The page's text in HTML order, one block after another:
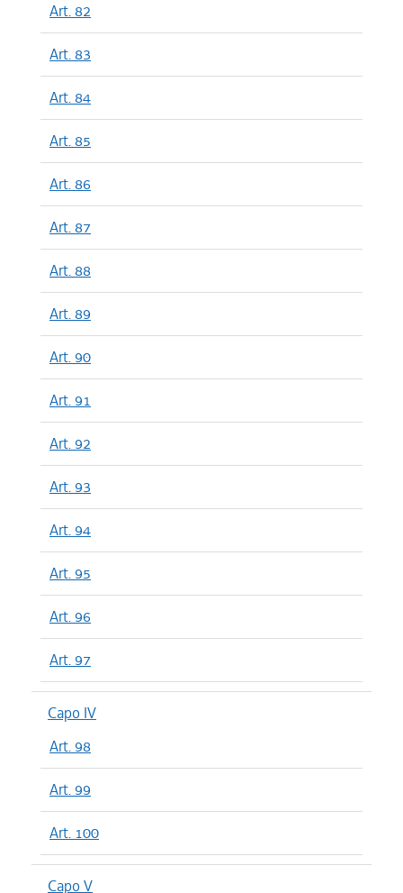
Art. 82
Art. 83
Art. 84
Art. 85
Art. 86
Art. 87
Art. 88
Art. 89
Art. 90
Art. 91
Art. 92
Art. 93
Art. 94
Art. 95
Art. 96
Art. 97
Capo IV
Art. 98
Art. 99
Art. 100
Capo V